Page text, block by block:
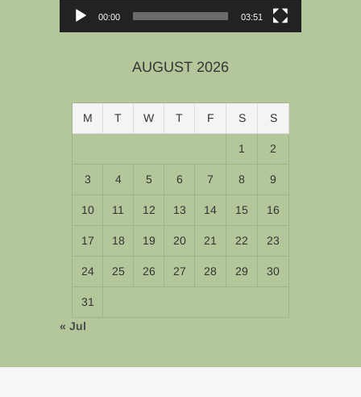
00:00 03:51
AUGUST 2026
M T W T F S S
1 2
3 4 5 6 7 8 9
10 11 12 13 14 15 16
17 18 19 20 21 22 23
24 25 26 27 28 29 30
31
« Jul